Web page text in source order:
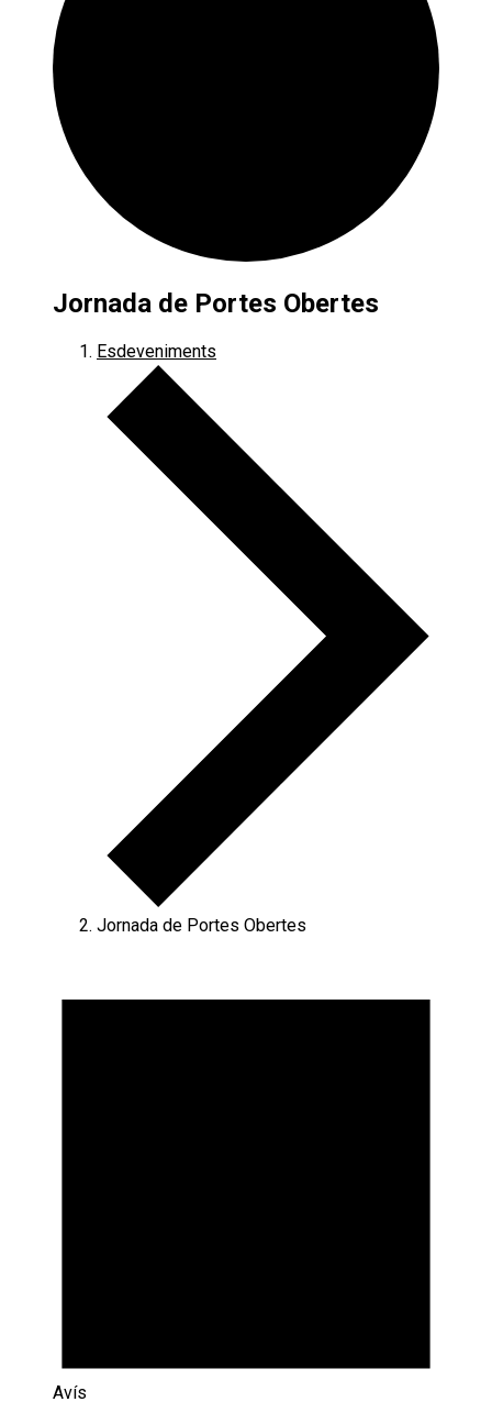
Jornada de Portes Obertes
Esdeveniments
Jornada de Portes Obertes
Avís